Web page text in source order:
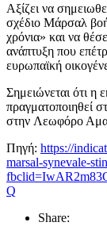
Αξίζει να
σχέδιο Μάρσαλ
χρόνια» και να
ανάπτυξη που
ευρωπαϊκή
Σημειώνεται ότι η
πραγματοποιηθεί
στην Λεωφόρο
Πηγή: https://
marsal-synevale-
Q
Share: